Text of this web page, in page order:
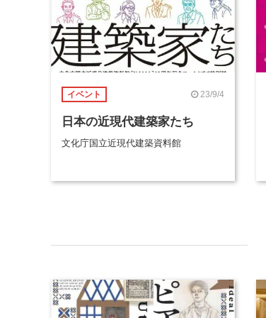
イベント 23/9/4
日本の近現代建築家たち
文化庁国立近現代建築資料館